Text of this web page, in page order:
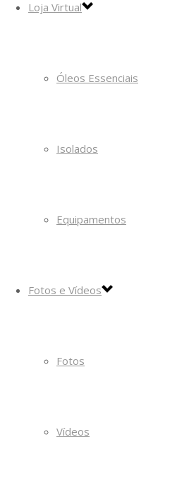
Loja Virtual
Óleos Essenciais
Isolados
Equipamentos
Fotos e Vídeos
Fotos
Vídeos